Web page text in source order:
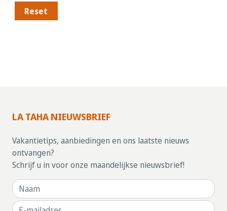
Reset
LA TAHA NIEUWSBRIEF
Vakantietips, aanbiedingen en ons laatste nieuws
ontvangen?
Schrijf u in voor onze maandelijkse nieuwsbrief!